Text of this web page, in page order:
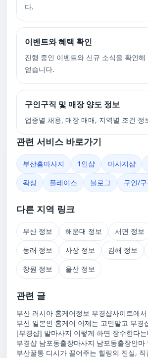
다.
이벤트와 혜택 확인
진행 중인 이벤트와 신규 소식을 확인해
얻습니다.
구인구직 및 매장 양도 정보
업종별 채용, 매장 매매, 지역별 조건 정
관련 서비스 바로가기
부산홈마사지 1인샵 마사지샵
왁싱
플레이스 블로그 구인/구
다른 지역 링크
부산 정보 해운대 정보 서면 정보
동래 정보
사상 정보 김해 정보
창원 정보
울산 정보
관련 글
부산 러시아 홈케어정보 부경샵사이트에
부산 일본인 홈케어 이제는 고민말고 부경
[부경샵] 발마사지 이렇게 하면 장수한다
부경샵 남포동출장마사지 남포동출장안마
남포동홈마사지 남포동마사지출장
부산꿀통 디시가 끌어주는 힐링의 진실,